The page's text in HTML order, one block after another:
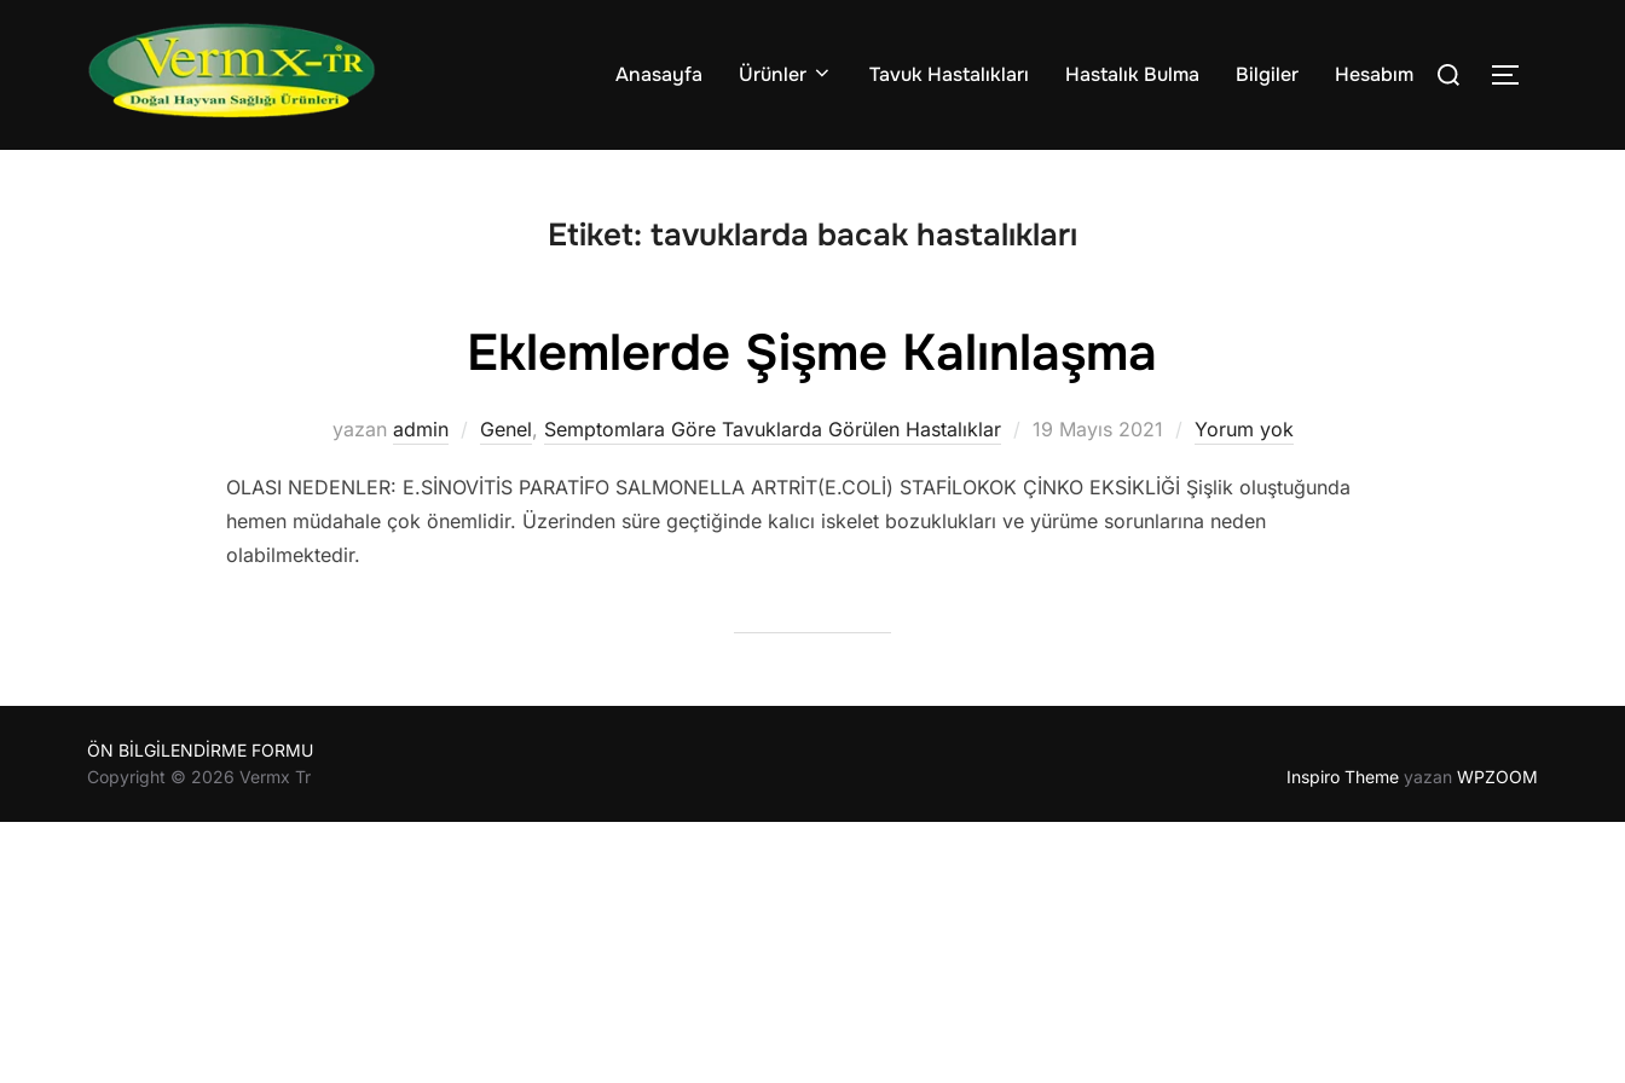
Anasayfa Ürünler Tavuk Hastalıkları Hastalık Bulma Bilgiler Hesabım
Aranacak
içerik:
YAN
Etiket: tavuklarda bacak hastalıkları
Eklemlerde Şişme Kalınlaşma
yazan admin Genel, Semptomlara Göre Tavuklarda Görülen Hastalıklar
Yayımlanma
19 Mayıs 2021 Yorum yok
OLASI NEDENLER: E.SİNOVİTİS PARATİFO SALMONELLA ARTRİT(E.COLİ) STAFİLOKOK ÇİNKO EKSİKLİĞİ Şişlik oluştuğunda
hemen müdahale çok önemlidir. Üzerinden süre geçtiğinde kalıcı iskelet bozuklukları ve yürüme sorunlarına neden
olabilmektedir.
ÖN BİLGİLENDİRME FORMU
Copyright © 2026 Vermx Tr
Inspiro Theme yazan WPZOOM